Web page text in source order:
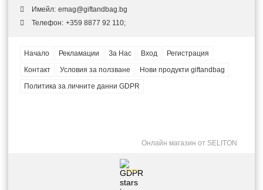
Имейл: emag@giftandbag.bg
Телефон: +359 8877 92 110;
Начало Рекламации За Нас Вход
Регистрация
Контакт
Условия за ползване
Нови продукти giftandbag
Политика за личните данни GDPR
Онлайн магазин от SELITON
GDPR